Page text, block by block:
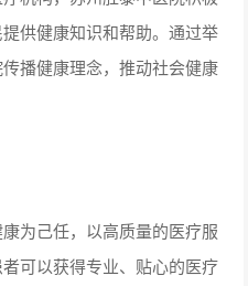
供健康知识和帮助。通过举
播健康理念，推动社会健康
为己任，以高质量的医疗服
可以获得专业、贴心的医疗